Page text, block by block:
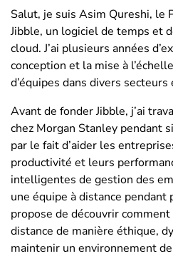
Salut, je suis Asim Qureshi, le
Jibble, un logiciel de temps et
cloud. J’ai plusieurs années
conception et la mise à
d’équipes dans divers secteurs
Avant de fonder Jibble, j’ai
chez Morgan Stanley pendant
par le fait d’aider les
productivité et leurs
intelligentes de gestion des
une équipe à distance pendant
propose de découvrir
distance de manière éthique,
maintenir un environnement